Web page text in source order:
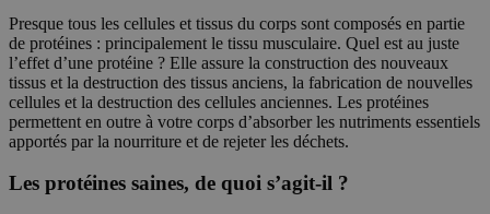
Presque tous les cellules et tissus du corps sont composés en partie
de protéines : principalement le tissu musculaire. Quel est au juste
l’effet d’une protéine ? Elle assure la construction des nouveaux
tissus et la destruction des tissus anciens, la fabrication de nouvelles
cellules et la destruction des cellules anciennes. Les protéines
permettent en outre à votre corps d’absorber les nutriments essentiels
apportés par la nourriture et de rejeter les déchets.
Les protéines saines, de quoi s’agit-il ?